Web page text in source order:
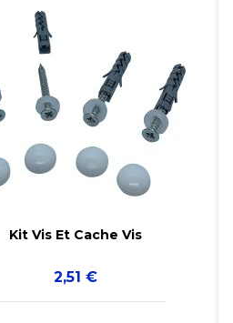

Kit Vis Et Cache Vis
Prix
2,51 €